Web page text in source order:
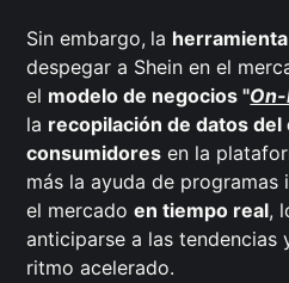
Sin embargo, la
despegar a Shein en el
el modelo de negocios "
la recopilación de datos
consumidores en la
más la ayuda de programas
el mercadoen tiempo real,
anticiparse a las tendencias
ritmo acelerado.